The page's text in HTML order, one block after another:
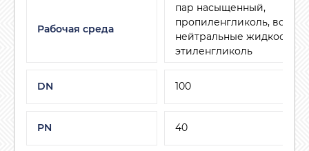
Рабочая среда
пар насыщенный,
пропиленгликоль, воздух,
нейтральные жидкости,
этиленгликоль
DN 100
PN 40